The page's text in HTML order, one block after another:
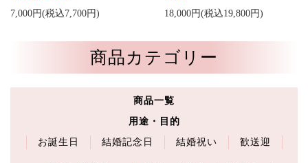
7,000円(税込7,700円)
18,000円(税込19,800円)
商品カテゴリー
商品一覧
用途・目的
お誕生日
結婚記念日 結婚祝い 歓送迎